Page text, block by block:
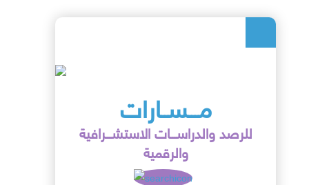
مـــســارات
للرصد والدراســـات الاستشـــرافية
والرقمية